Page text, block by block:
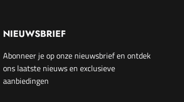
NIEUWSBRIEF
Abonneer je op onze nieuwsbrief en ontdek
ons laatste nieuws en exclusieve
aanbiedingen